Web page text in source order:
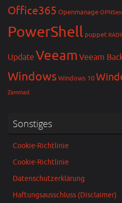
Office365 Openmanage
PowerShell puppet
Update Veeam Veeam
WindowsWindows 10
Zammad
Sonstiges
Cookie-Richtlinie
Cookie-Richtlinie
Datenschutzerklärung
Haftungsausschluss (Disclaimer)